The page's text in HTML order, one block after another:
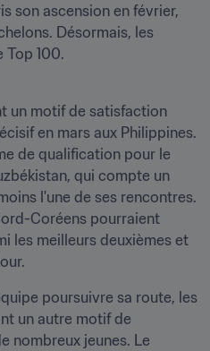
son ascension en février,
Top 100.
un motif de satisfaction
en mars aux Philippines.
de qualification pour le
qui compte un
l'une de ses rencontres.
Coréens pourraient
les meilleurs deuxièmes et
poursuivre sa route, les
un autre motif de
nombreux jeunes. Le